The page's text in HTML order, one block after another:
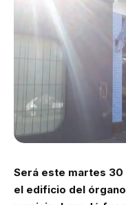
Será este martes 30
el edificio del